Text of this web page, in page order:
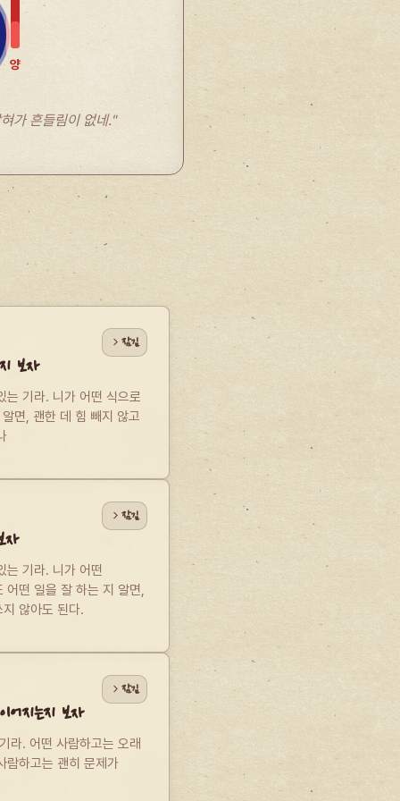
양
가 흔들림이 없네."
보자
는 기라. 니가 어떤 식으로
면, 괜한 데 힘 빼지 않고
잠김
자
는 기라. 니가 어떤
떤 일을 잘 하는 지 알면,
않아도 된다.
잠김
지는지 보자
라. 어떤 사람하고는 오래
람하고는 괜히 문제가
잠김